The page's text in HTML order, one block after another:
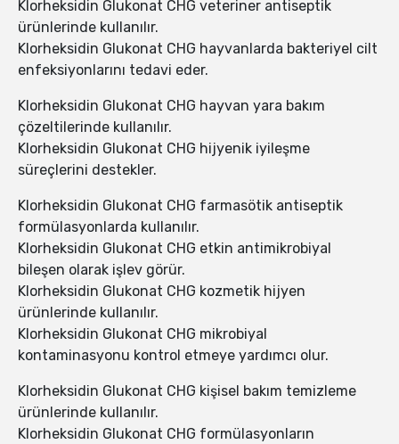
Klorheksidin Glukonat CHG veteriner antiseptik
ürünlerinde kullanılır.
Klorheksidin Glukonat CHG hayvanlarda bakteriyel cilt
enfeksiyonlarını tedavi eder.
Klorheksidin Glukonat CHG hayvan yara bakım
çözeltilerinde kullanılır.
Klorheksidin Glukonat CHG hijyenik iyileşme
süreçlerini destekler.
Klorheksidin Glukonat CHG farmasötik antiseptik
formülasyonlarda kullanılır.
Klorheksidin Glukonat CHG etkin antimikrobiyal
bileşen olarak işlev görür.
Klorheksidin Glukonat CHG kozmetik hijyen
ürünlerinde kullanılır.
Klorheksidin Glukonat CHG mikrobiyal
kontaminasyonu kontrol etmeye yardımcı olur.
Klorheksidin Glukonat CHG kişisel bakım temizleme
ürünlerinde kullanılır.
Klorheksidin Glukonat CHG formülasyonların